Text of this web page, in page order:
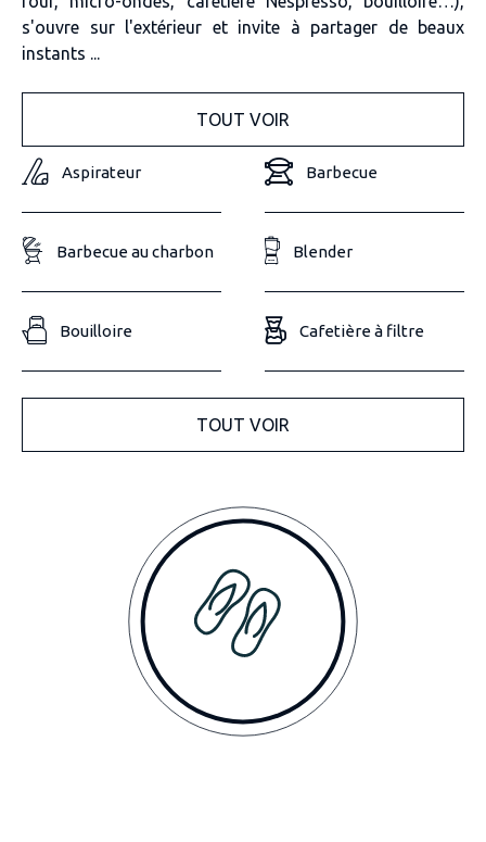
s'ouvre sur l'extérieur et invite à partager de beaux
instants ...
TOUT VOIR
Aspirateur Barbecue
Barbecue au charbon Blender
Bouilloire Cafetière à filtre
TOUT VOIR